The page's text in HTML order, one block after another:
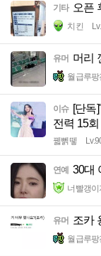
기타 오픈
치킨
유머 머리
월급루팡
이슈 [단독
전력 15회
꿻뻵뗗
연예 30대
너빨갱이
유머 조카
월급루팡